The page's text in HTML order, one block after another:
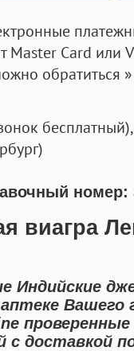
Master Card или
обратиться
бесплатный),
номер:
виагра
Индийские
с доставкой